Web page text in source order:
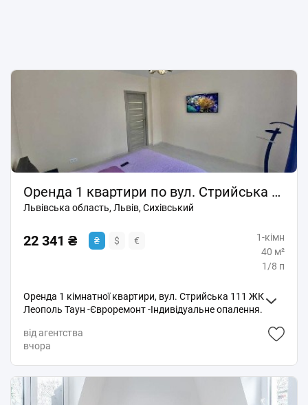
Оренда 1 квартири по вул. Стрийська ЖК Леополь Таун
Львівська область, Львів, Сихівський
22 341 ₴ ₴ $ €
1-кімн
40 м²
1/8 п
Оренда 1 кімнатної квартири, вул. Стрийська 111 ЖК
Леополь Таун -Євроремонт -Індивідуальне опалення.
від агентства
вчора